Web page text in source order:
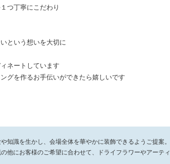
つ丁寧にこだわり
という想いを大切に
ネートしています
グを作るお手伝いができたら嬉しいです
知識を生かし、会場全体を華やかに装飾できるようご提案。
他にお客様のご希望に合わせて、ドライフラワーやアーテ